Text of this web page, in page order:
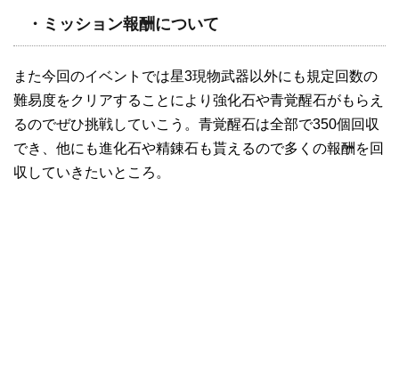
・ミッション報酬について
また今回のイベントでは星3現物武器以外にも規定回数の
難易度をクリアすることにより強化石や青覚醒石がもらえ
るのでぜひ挑戦していこう。青覚醒石は全部で350個回収
でき、他にも進化石や精錬石も貰えるので多くの報酬を回
収していきたいところ。